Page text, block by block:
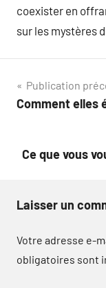
coexister en
sur les mystères
de
Publication
Comment elles
Ce que vous
Laisser un
Votre adresse e-
obligatoires sont